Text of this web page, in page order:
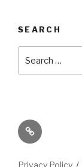
SEARCH
for:
Its
High